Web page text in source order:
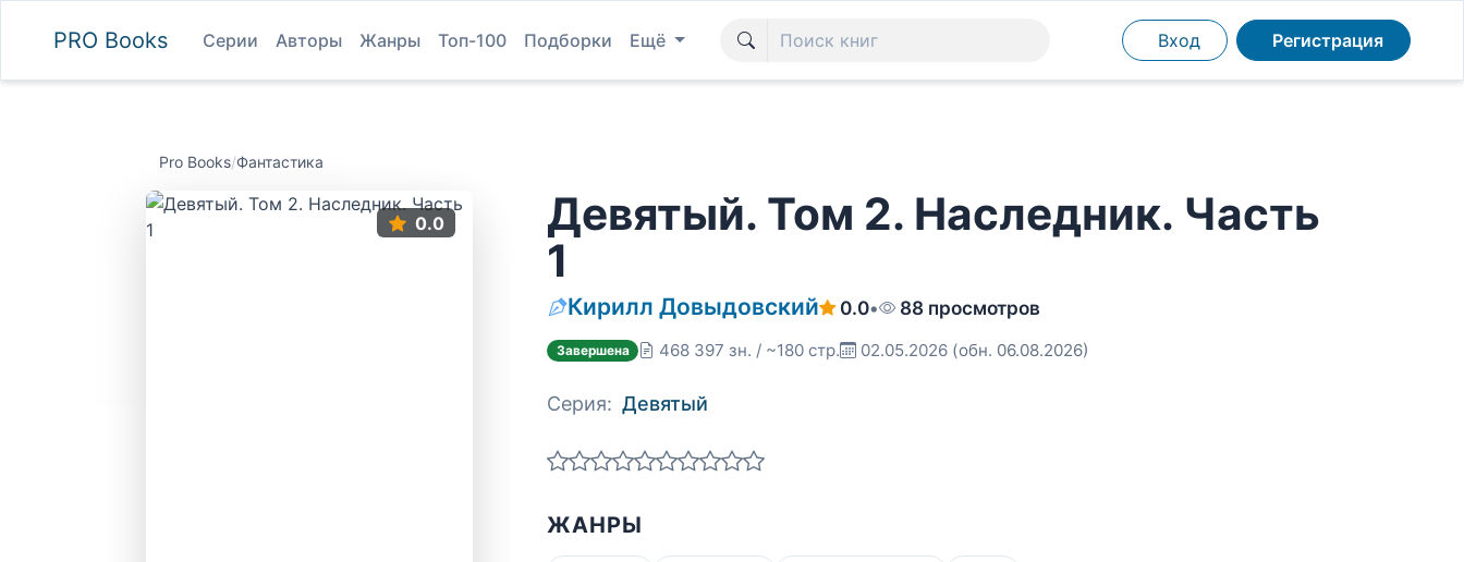
PRO Books Серии Авторы Жанры Топ-100 Подборки Ещё Вход Регистрация
Pro Books/Фантастика
0.0
Девятый. Том 2. Наследник. Часть
1
Кирилл Довыдовский 0.0• 88 просмотров
Завершена 468 397 зн. / ~180 стр. 02.05.2026 (обн. 06.08.2026)
Серия: Девятый
ЖАНРЫ